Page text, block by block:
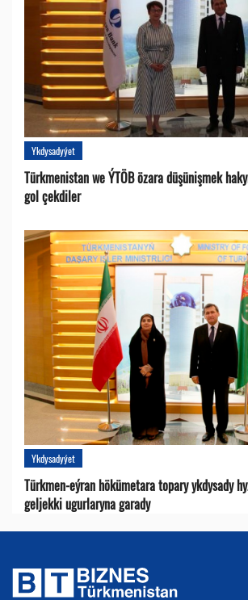
Ykdysadyýet
Türkmenistan we ÝTÖB özara düşünişmek
gol çekdiler
Ykdysadyýet
Türkmen-eýran hökümetara topary ykdysady
geljekki ugurlaryna garady